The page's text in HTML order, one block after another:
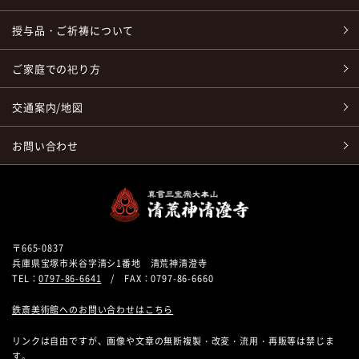
授与品・ご祈祷について
ご家庭での祀り方
交通案内/地図
お問い合わせ
〒665-0837
兵庫県宝塚市米谷字清シ1番地 清荒神清澄寺
TEL：0797-86-6641 / FAX：0797-86-6660
鉄斎美術館へのお問い合わせはこちら
リンクは自由ですが、画像や文章の無断複製・改変・流用・再販等は禁じま